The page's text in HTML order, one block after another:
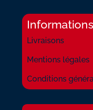
Livraisons
Mentions légales
Conditions